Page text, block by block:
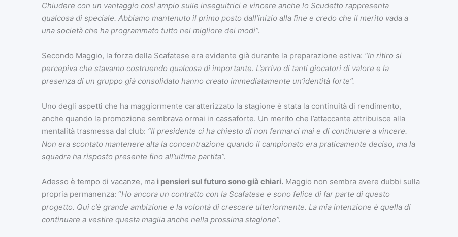
Chiudere con un vantaggio così ampio sulle inseguitrici e vincere anche lo Scudetto rappresenta
qualcosa di speciale. Abbiamo mantenuto il primo posto dall’inizio alla fine e credo che il merito vada a
una società che ha programmato tutto nel migliore dei modi”.
Secondo Maggio, la forza della Scafatese era evidente già durante la preparazione estiva: “In ritiro si
percepiva che stavamo costruendo qualcosa di importante. L’arrivo di tanti giocatori di valore e la
presenza di un gruppo già consolidato hanno creato immediatamente un’identità forte”.
Uno degli aspetti che ha maggiormente caratterizzato la stagione è stata la continuità di rendimento,
anche quando la promozione sembrava ormai in cassaforte. Un merito che l’attaccante attribuisce alla
mentalità trasmessa dal club: “Il presidente ci ha chiesto di non fermarci mai e di continuare a vincere.
Non era scontato mantenere alta la concentrazione quando il campionato era praticamente deciso, ma la
squadra ha risposto presente fino all’ultima partita”.
Adesso è tempo di vacanze, ma i pensieri sul futuro sono già chiari.Maggio non sembra avere dubbi sulla
propria permanenza: “Ho ancora un contratto con la Scafatese e sono felice di far parte di questo
progetto. Qui c’è grande ambizione e la volontà di crescere ulteriormente. La mia intenzione è quella di
continuare a vestire questa maglia anche nella prossima stagione”.